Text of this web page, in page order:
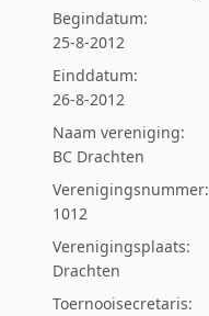
Begindatum:
25-8-2012
Einddatum:
26-8-2012
Naam vereniging:
BC Drachten
Verenigingsnummer:
1012
Verenigingsplaats:
Drachten
Toernooisecretaris: